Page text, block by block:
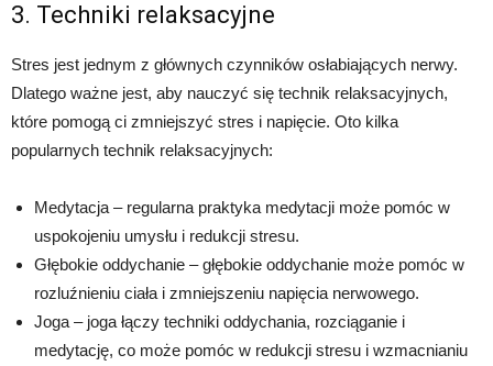
3. Techniki relaksacyjne
Stres jest jednym z głównych czynników osłabiających nerwy.
Dlatego ważne jest, aby nauczyć się technik relaksacyjnych,
które pomogą ci zmniejszyć stres i napięcie. Oto kilka
popularnych technik relaksacyjnych:
Medytacja – regularna praktyka medytacji może pomóc w
uspokojeniu umysłu i redukcji stresu.
Głębokie oddychanie – głębokie oddychanie może pomóc w
rozluźnieniu ciała i zmniejszeniu napięcia nerwowego.
Joga – joga łączy techniki oddychania, rozciąganie i
medytację, co może pomóc w redukcji stresu i wzmacnianiu